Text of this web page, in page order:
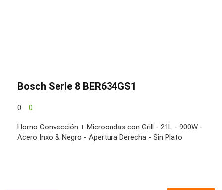
Bosch Serie 8 BER634GS1
0 0
Horno Convección + Microondas con Grill - 21L - 900W -
Acero Inxo & Negro - Apertura Derecha - Sin Plato